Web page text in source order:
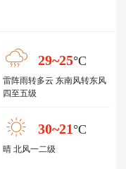
29~25°C
雷阵雨转多云 东南风转东风
四至五级
30~21 °C
晴 北风一二级